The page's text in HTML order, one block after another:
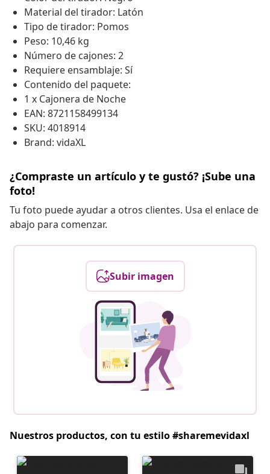
Material del tirador: Latón
Tipo de tirador: Pomos
Peso: 10,46 kg
Número de cajones: 2
Requiere ensamblaje: Sí
Contenido del paquete:
1 x Cajonera de Noche
EAN: 8721158499134
SKU: 4018914
Brand: vidaXL
¿Compraste un artículo y te gustó? ¡Sube una
foto!
Tu foto puede ayudar a otros clientes. Usa el enlace de
abajo para comenzar.
Subir imagen
Nuestros productos, con tu estilo #sharemevidaxl